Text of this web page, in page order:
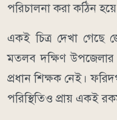
পরিচালনা করা কঠিন
একই চিত্র দেখা গেছে
মতলব দক্ষিণ উপজেলার
প্রধান শিক্ষক নেই।
পরিস্থিতিও প্রায় একই